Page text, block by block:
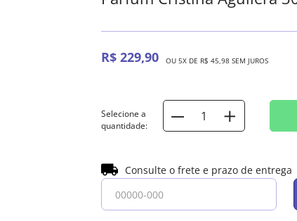
R$ 229,90 OU 5X DE R$ 45,98SEM JUROS
Consulte o frete e prazo de entrega